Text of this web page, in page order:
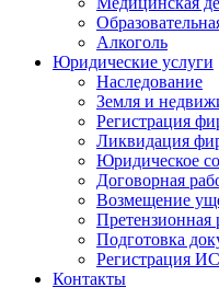
Алкоголь
Юридические услуги
Наследование
Земля и
Регистрация
Ликвидация
Юридическое
Договорная
Возмещение
Претензионная
Подготовка
Регистрация ИС
Контакты